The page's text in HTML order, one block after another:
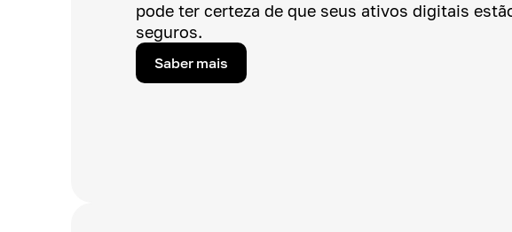
pode ter certeza de que seus ativos digitais
seguros.
Saber mais